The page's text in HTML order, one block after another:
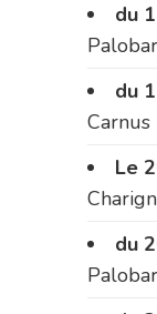
du
du
Le
du